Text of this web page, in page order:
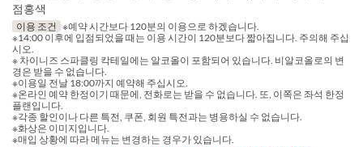
점홍색
이용 조건 ※예약 시간보다 120분의 이용으로 하겠습니다.
※14:00 이후에 입점되었을 때는 이용 시간이 120분보다 짧아집니다. 주의해 주십
시오.
※ 차이니즈 스파클링 칵테일에는 알코올이 포함되어 있습니다. 비알코올로의 변
경은 받을 수 없습니다.
※이용일 전날 18:00까지 예약해 주십시오.
※온라인 예약 한정이기 때문에, 전화로는 받을 수 없습니다. 또, 이쪽은 좌석 한정
플랜입니다.
※각종 할인이나 다른 특전, 쿠폰, 회원 특전과는 병용하실 수 없습니다.
※화상은 이미지입니다.
※매입 상황에 따라 메뉴는 변경하는 경우가 있습니다.